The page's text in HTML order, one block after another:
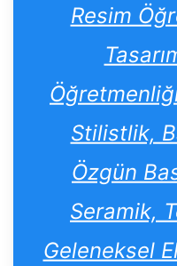
Resim
Stilistlik,
Özgün
Seramik,
Geleneksel